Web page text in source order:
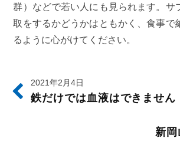
群）などで若い人にも見られます。サ
取をするかどうかはともかく、食事で
るように心がけてください。
2021年2月4日
鉄だけでは血液はできません
新